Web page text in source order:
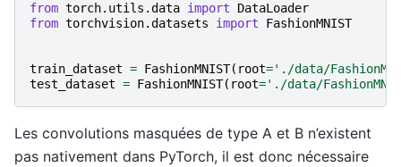
from torch.utils.data import
DataLoader
from torchvision.datasets import FashionMNIST
train_dataset = FashionMNIST( root='./data/
test_dataset = FashionMNIST( root='./data/
Les convolutions masquées de type A et B n’existent
pas nativement dans PyTorch, il est donc nécessaire